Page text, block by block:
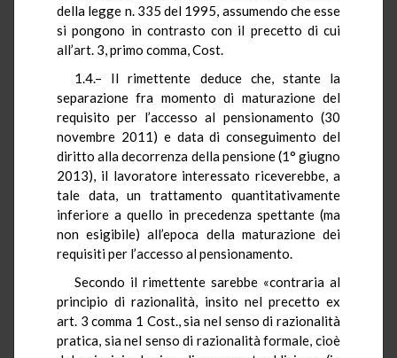
della legge n. 335 del 1995, assumendo che esse
si pongono in contrasto con il precetto di cui
all’art. 3, primo comma, Cost.
1.4.– Il rimettente deduce che, stante la
separazione fra momento di maturazione del
requisito per l’accesso al pensionamento (30
novembre 2011) e data di conseguimento del
diritto alla decorrenza della pensione (1° giugno
2013), il lavoratore interessato riceverebbe, a
tale data, un trattamento quantitativamente
inferiore a quello in precedenza spettante (ma
non esigibile) all’epoca della maturazione dei
requisiti per l’accesso al pensionamento.
Secondo il rimettente sarebbe «contraria al
principio di razionalità, insito nel precetto ex
art. 3 comma 1 Cost., sia nel senso di razionalità
pratica, sia nel senso di razionalità formale, cioè